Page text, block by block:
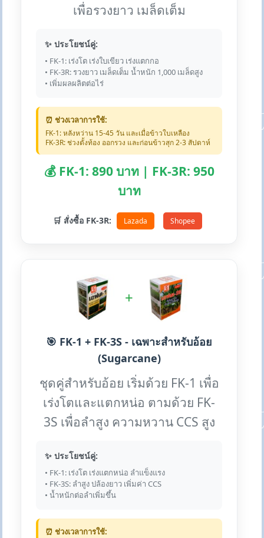
เพื่อรวงยาว เมล็ดเต็ม
✨ ประโยชน์คู่:
• FK-1: เร่งโต เร่งใบเขียว เร่งแตกกอ
• FK-3R: รวงยาว เมล็ดเต็ม น้ำหนัก 1,000 เมล็ดสูง
• เพิ่มผลผลิตต่อไร่
⏰ ช่วงเวลาการใช้:
FK-1: หลังหว่าน 15-45 วัน และเมื่อข้าวใบเหลือง
FK-3R: ช่วงตั้งท้อง ออกรวง และก่อนข้าวสุก 2-3 สัปดาห์
💰 FK-1: 890 บาท | FK-3R: 950
บาท
🛒 สั่งซื้อ FK-3R: Lazada Shopee
+
🎯 FK-1 + FK-3S - เฉพาะสำหรับอ้อย
(Sugarcane)
ชุดคู่สำหรับอ้อย เริ่มด้วย FK-1 เพื่อ
เร่งโตและแตกหน่อ ตามด้วย FK-
3S เพื่อลำสูง ความหวาน CCS สูง
✨ ประโยชน์คู่:
• FK-1: เร่งโต เร่งแตกหน่อ ลำแข็งแรง
• FK-3S: ลำสูง ปล้องยาว เพิ่มค่า CCS
• น้ำหนักต่อลำเพิ่มขึ้น
⏰ ช่วงเวลาการใช้: